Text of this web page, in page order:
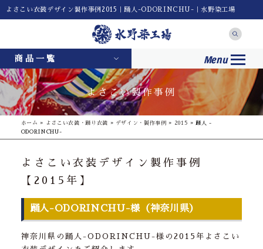
よさこい衣装デザイン製作事例2015｜踊人-ODORINCHU-｜水野染工場
商品一覧 Menu
よさこい製作事例
ホーム » よさこい衣装・踊り衣装 » デザイン・製作事例 » 2015 » 踊人 -
ODORINCHU-
よさこい衣装デザイン製作事例
【2015年】
踊人-ODORINCHU-様（神奈川県）
神奈川県の踊人-ODORINCHU-様の2015年よさこい